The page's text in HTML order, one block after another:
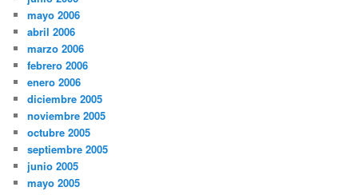
mayo 2006
abril 2006
marzo 2006
febrero 2006
enero 2006
diciembre 2005
noviembre 2005
octubre 2005
septiembre 2005
junio 2005
mayo 2005